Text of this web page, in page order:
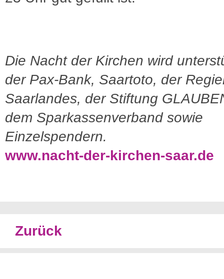
Die Nacht der Kirchen wird
der Pax-Bank, Saartoto, der
Saarlandes, der Stiftung
dem Sparkassenverband sowie
Einzelspendern.
www.nacht-der-kirchen-saar.de
Zurück